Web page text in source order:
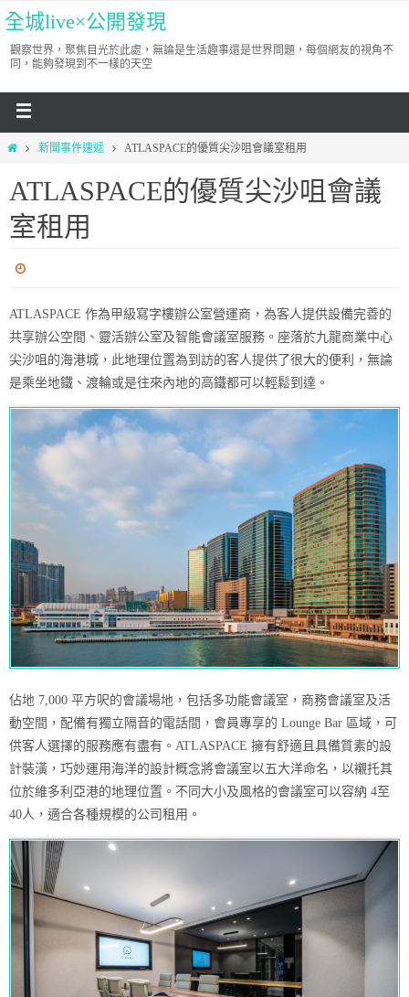
全城live×公開發現
觀察世界，聚焦目光於此處，無論是生活趣事還是世界問題，每個網友的視角不
同，能夠發現到不一樣的天空
新聞事件速遞 ATLASPACE的優質尖沙咀會議室租用
ATLASPACE的優質尖沙咀會議
室租用
ATLASPACE 作為甲級寫字樓辦公室營運商，為客人提供設備完善的
共享辦公空間、靈活辦公室及智能會議室服務。座落於九龍商業中心
尖沙咀的海港城，此地理位置為到訪的客人提供了很大的便利，無論
是乘坐地鐵、渡輪或是往來內地的高鐵都可以輕鬆到達。
佔地 7,000 平方呎的會議場地，包括多功能會議室，商務會議室及活
動空間，配備有獨立隔音的電話間，會員專享的 Lounge Bar 區域，可
供客人選擇的服務應有盡有。ATLASPACE 擁有舒適且具備質素的設
計裝潢，巧妙運用海洋的設計概念將會議室以五大洋命名，以襯托其
位於維多利亞港的地理位置。不同大小及風格的會議室可以容納 4至
40人，適合各種規模的公司租用。